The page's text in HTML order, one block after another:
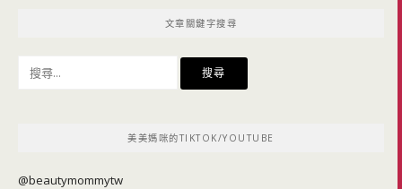
文章關鍵字搜尋
美美媽咪的TIKTOK/YOUTUBE
@beautymommytw